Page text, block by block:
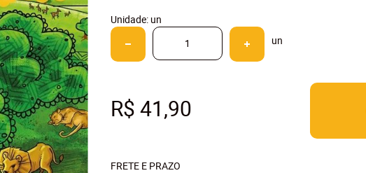
Unidade: un
un
R$ 41,90
FRETE E PRAZO